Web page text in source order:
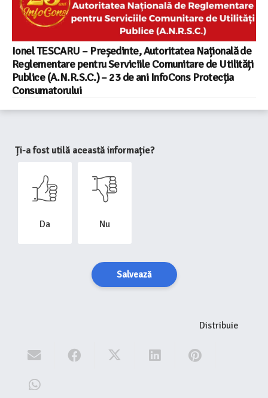
Ionel TESCARU – Președinte, Autoritatea Națională de
Reglementare pentru Serviciile Comunitare de Utilități
Publice (A.N.R.S.C.) – 23 de ani InfoCons Protecția
Consumatorului
Ți-a fost utilă această informație?
Da Nu
Salvează
Distribuie